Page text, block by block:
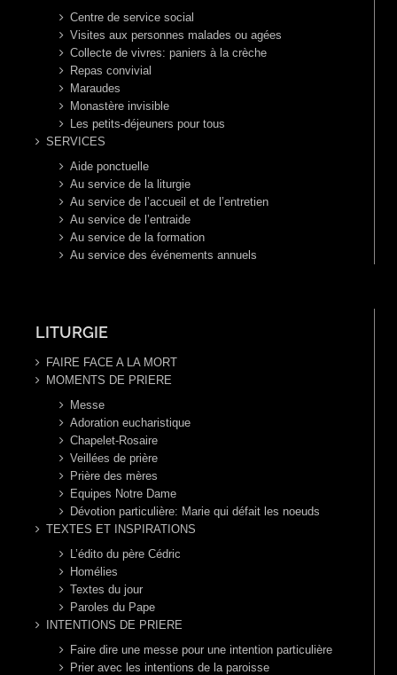
Centre de service social
Visites aux personnes malades ou agées
Collecte de vivres: paniers à la crèche
Repas convivial
Maraudes
Monastère invisible
Les petits-déjeuners pour tous
SERVICES
Aide ponctuelle
Au service de la liturgie
Au service de l’accueil et de l’entretien
Au service de l’entraide
Au service de la formation
Au service des événements annuels
LITURGIE
FAIRE FACE A LA MORT
MOMENTS DE PRIERE
Messe
Adoration eucharistique
Chapelet-Rosaire
Veillées de prière
Prière des mères
Equipes Notre Dame
Dévotion particulière: Marie qui défait les noeuds
TEXTES ET INSPIRATIONS
L’édito du père Cédric
Homélies
Textes du jour
Paroles du Pape
INTENTIONS DE PRIERE
Faire dire une messe pour une intention particulière
Prier avec les intentions de la paroisse